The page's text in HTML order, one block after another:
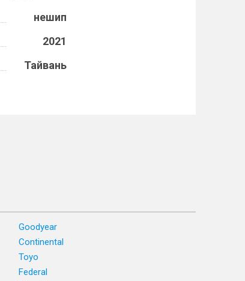
нешип
2021
Тайвань
Goodyear
Continental
Toyo
Federal